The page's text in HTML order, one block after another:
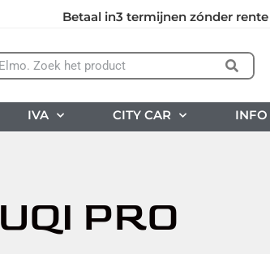
Betaal in3 termijnen zónder
IVA CITY CAR INFO
UQI PRO